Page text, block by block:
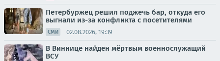
Петербуржец решил поджечь бар, откуда его
выгнали из-за конфликта с посетителями
СМИ 02.08.2026, 19:39
В Виннице найден мёртвым военнослужащий
ВСУ